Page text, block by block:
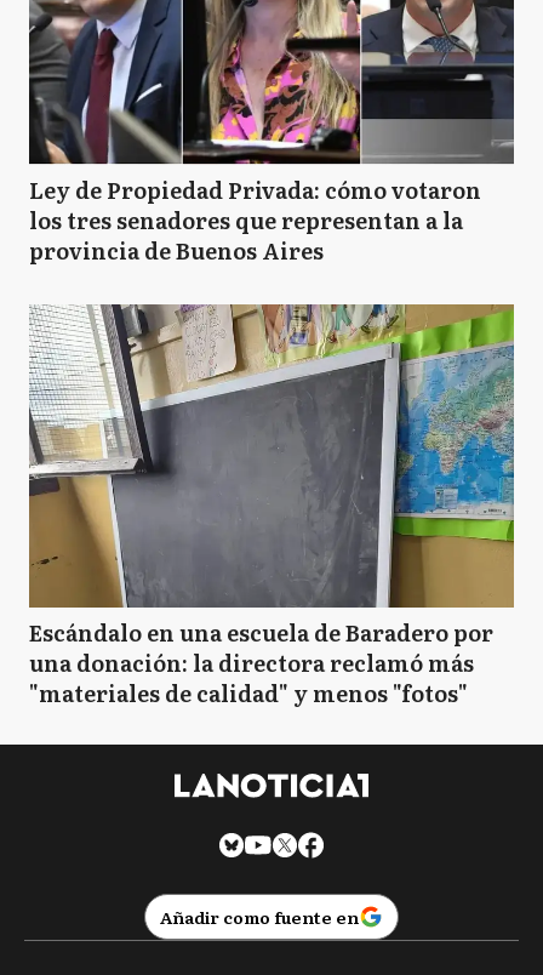
Ley de Propiedad Privada: cómo votaron
los tres senadores que representan a la
provincia de Buenos Aires
Escándalo en una escuela de Baradero por
una donación: la directora reclamó más
"materiales de calidad" y menos "fotos"
Añadir como fuente en